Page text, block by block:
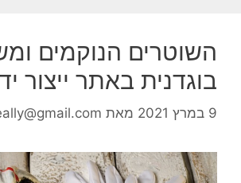
השוטרים הנוקמים
בוגדנית באתר ייצור
9 במרץ 2021 מאת